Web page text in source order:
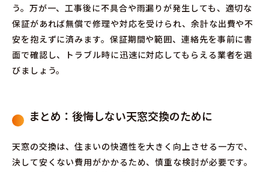
う。万が一、工事後に不具合や雨漏りが発生しても、適切な
保証があれば無償で修理や対応を受けられ、余計な出費や不
安を抱えずに済みます。保証期間や範囲、連絡先を事前に書
面で確認し、トラブル時に迅速に対応してもらえる業者を選
びましょう。
まとめ：後悔しない天窓交換のために
天窓の交換は、住まいの快適性を大きく向上させる一方で、
決して安くない費用がかかるため、慎重な検討が必要です。